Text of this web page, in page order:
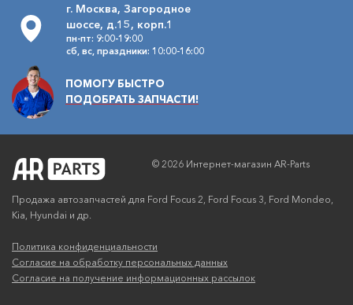
г. Москва, Загородное
шоссе, д.15, корп.1
пн-пт: 9:00-19:00
сб, вс, праздники: 10:00-16:00
ПОМОГУ БЫСТРО
ПОДОБРАТЬ ЗАПЧАСТИ!
© 2026 Интернет-магазин AR-Parts
Продажа автозапчастей для Ford Focus 2, Ford Focus 3, Ford Mondeo,
Kia, Hyundai и др.
Политика конфиденциальности
Согласие на обработку персональных данных
Согласие на получение информационных рассылок